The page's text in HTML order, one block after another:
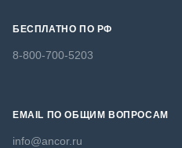
БЕСПЛАТНО ПО РФ
8-800-700-5203
EMAIL ПО ОБЩИМ ВОПРОСАМ
info@ancor.ru